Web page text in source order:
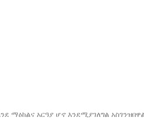
ማዕከልና አርዓያ ሆኖ እንደሚያገለግል